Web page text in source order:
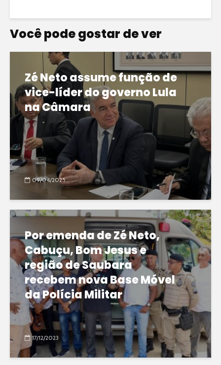
Você pode gostar de ver
Zé Neto assume função de
vice-líder do governo Lula
na Câmara
09/04/2025
Por emenda de Zé Neto,
Cabuçu, Bom Jesus e
região de Saubara
recebem nova Base Móvel
da Polícia Militar
17/12/2023